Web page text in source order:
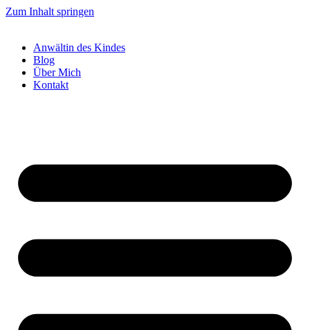
Zum Inhalt springen
Anwältin des Kindes
Blog
Über Mich
Kontakt